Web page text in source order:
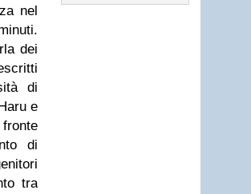
nel
dei
di
e
di
tra